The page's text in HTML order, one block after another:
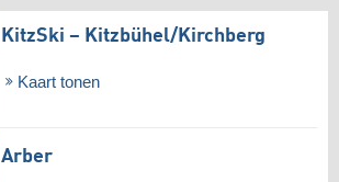
KitzSki – Kitzbühel/​Kirchberg
Kaart tonen
Arber